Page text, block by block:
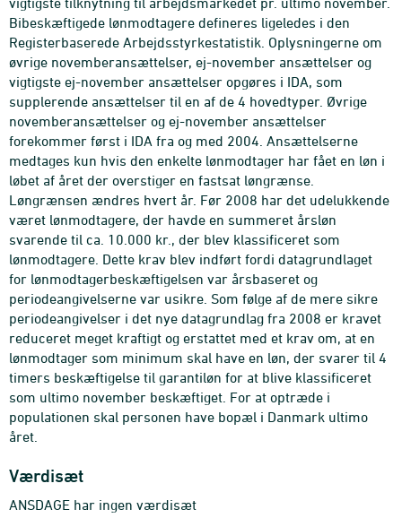
Bibeskæftigede lønmodtagere defineres ligeledes i den
Registerbaserede Arbejdsstyrkestatistik. Oplysningerne om
øvrige novemberansættelser, ej-november ansættelser og
vigtigste ej-november ansættelser opgøres i IDA, som
supplerende ansættelser til en af de 4 hovedtyper. Øvrige
novemberansættelser og ej-november ansættelser
forekommer først i IDA fra og med 2004. Ansættelserne
medtages kun hvis den enkelte lønmodtager har fået en løn i
løbet af året der overstiger en fastsat løngrænse.
Løngrænsen ændres hvert år. Før 2008 har det udelukkende
været lønmodtagere, der havde en summeret årsløn
svarende til ca. 10.000 kr., der blev klassificeret som
lønmodtagere. Dette krav blev indført fordi datagrundlaget
for lønmodtagerbeskæftigelsen var årsbaseret og
periodeangivelserne var usikre. Som følge af de mere sikre
periodeangivelser i det nye datagrundlag fra 2008 er kravet
reduceret meget kraftigt og erstattet med et krav om, at en
lønmodtager som minimum skal have en løn, der svarer til 4
timers beskæftigelse til garantiløn for at blive klassificeret
som ultimo november beskæftiget. For at optræde i
populationen skal personen have bopæl i Danmark ultimo
året.
Værdisæt
ANSDAGE har ingen værdisæt